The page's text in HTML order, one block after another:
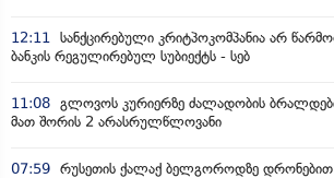
12:11 სანქცირებული კრიტპოკომპანია არ
ბანკის რეგულირებულ სუბიექტს - სებ
11:08 გლოვოს კურიერზე ძალადობის
მათ შორის 2 არასრულწლოვანი
07:59 რუსეთის ქალაქ ბელგოროდზე დრონებით